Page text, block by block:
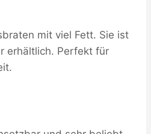
mit viel Fett. Sie ist
erhältlich. Perfekt für